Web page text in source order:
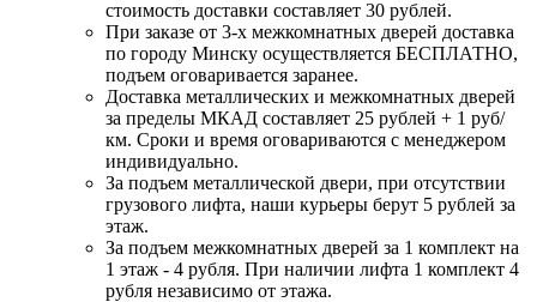
стоимость доставки составляет 30 рублей.
При заказе от 3-х межкомнатных дверей доставка
по городу Минску осуществляется БЕСПЛАТНО,
подъем оговаривается заранее.
Доставка металлических и межкомнатных дверей
за пределы МКАД составляет 25 рублей + 1 руб/
км. Сроки и время оговариваются с менеджером
индивидуально.
За подъем металлической двери, при отсутствии
грузового лифта, наши курьеры берут 5 рублей за
этаж.
За подъем межкомнатных дверей за 1 комплект на
1 этаж - 4 рубля. При наличии лифта 1 комплект 4
рубля независимо от этажа.